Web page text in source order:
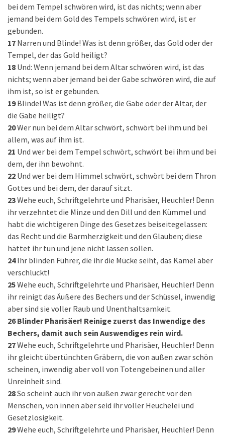
bei dem Tempel schwören wird, ist das nichts; wenn aber
jemand bei dem Gold des Tempels schwören wird, ist er
gebunden.
17 Narren und Blinde! Was ist denn größer, das Gold oder der
Tempel, der das Gold heiligt?
18 Und: Wenn jemand bei dem Altar schwören wird, ist das
nichts; wenn aber jemand bei der Gabe schwören wird, die auf
ihm ist, so ist er gebunden.
19 Blinde! Was ist denn größer, die Gabe oder der Altar, der
die Gabe heiligt?
20Wer nun bei dem Altar schwört, schwört bei ihm und bei
allem, was auf ihm ist.
21 Und wer bei dem Tempel schwört, schwört bei ihm und bei
dem, der ihn bewohnt.
22 Und wer bei dem Himmel schwört, schwört bei dem Thron
Gottes und bei dem, der darauf sitzt.
23Wehe euch, Schriftgelehrte und Pharisäer, Heuchler! Denn
ihr verzehntet die Minze und den Dill und den Kümmel und
habt die wichtigeren Dinge des Gesetzes beiseitegelassen:
das Recht und die Barmherzigkeit und den Glauben; diese
hättet ihr tun und jene nicht lassen sollen.
24 Ihr blinden Führer, die ihr die Mücke seiht, das Kamel aber
verschluckt!
25Wehe euch, Schriftgelehrte und Pharisäer, Heuchler! Denn
ihr reinigt das Äußere des Bechers und der Schüssel, inwendig
aber sind sie voller Raub und Unenthaltsamkeit.
26 Blinder Pharisäer! Reinige zuerst das Inwendige des
Bechers, damit auch sein Auswendiges rein wird.
27Wehe euch, Schriftgelehrte und Pharisäer, Heuchler! Denn
ihr gleicht übertünchten Gräbern, die von außen zwar schön
scheinen, inwendig aber voll von Totengebeinen und aller
Unreinheit sind.
28So scheint auch ihr von außen zwar gerecht vor den
Menschen, von innen aber seid ihr voller Heuchelei und
Gesetzlosigkeit.
29Wehe euch, Schriftgelehrte und Pharisäer, Heuchler! Denn